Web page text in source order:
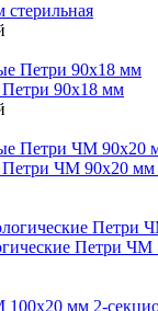
90х18 мм
Петри ЧМ 90х20 мм
Петри ЧМ